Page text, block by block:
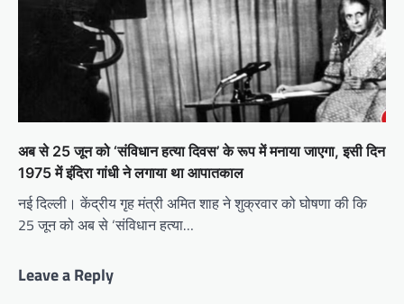
अब से 25 जून को ‘संविधान हत्या दिवस’ के रूप में मनाया जाएगा, इसी दिन
1975 में इंदिरा गांधी ने लगाया था आपातकाल
नई दिल्ली। केंद्रीय गृह मंत्री अमित शाह ने शुक्रवार को घोषणा की कि
25 जून को अब से ‘संविधान हत्या…
Leave a Reply